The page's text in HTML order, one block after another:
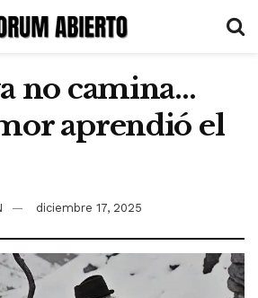
no camina…
aprendió el
diciembre 17, 2025